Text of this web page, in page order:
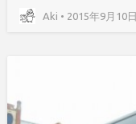
Aki • 2015年9月10日